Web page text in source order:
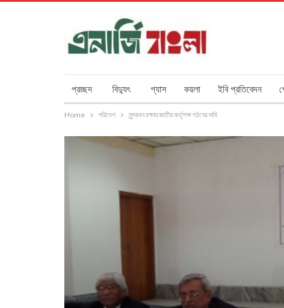
প্রচ্ছদ বিদ্যুৎ গ্যাস কয়লা ইবি প্রতিবেদন
Home পরিবেশ সুন্দরবন রক্ষায় জাতীয় কর্তৃপক্ষ গঠনের দাবি